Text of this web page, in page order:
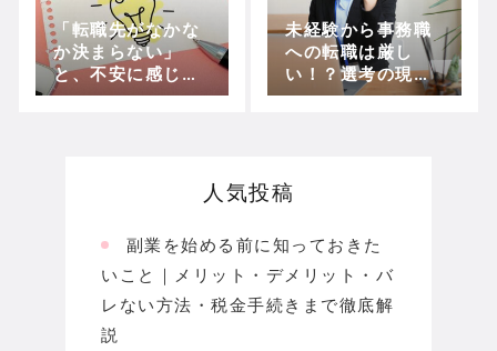
「転職先がなかな
か決まらない」
と、不安に感じる
方への解決方法
未経験から事務職
への転職は厳し
い！？選考の現実
を解説！
人気投稿
副業を始める前に知っておきた
いこと｜メリット・デメリット・バ
レない方法・税金手続きまで徹底解
説